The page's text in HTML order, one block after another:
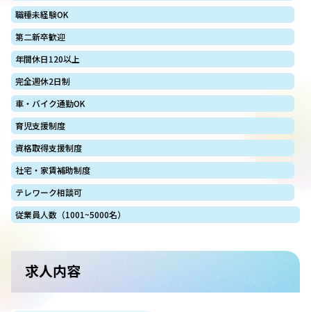
職種未経験OK
第二新卒歓迎
年間休日120以上
完全週休2日制
車・バイク通勤OK
育児支援制度
資格取得支援制度
社宅・家賃補助制度
テレワーク相談可
従業員人数（1001~5000名）
求人内容